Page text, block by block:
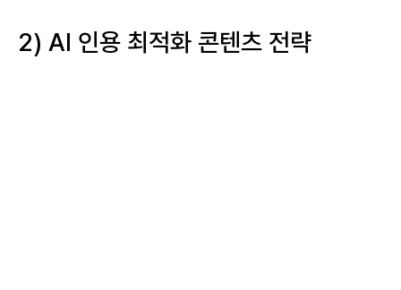
2) AI 인용 최적화 콘텐츠 전략